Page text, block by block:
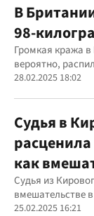
В
98-
Громкая кража
вероятно,
28.02.2025 18:02
Судья в
как
Судья из
вмешательстве
25.02.2025 16:21